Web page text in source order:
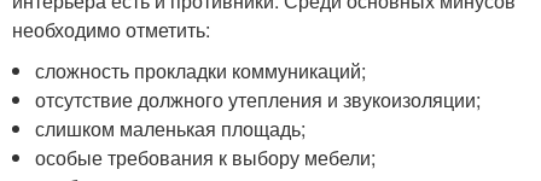
необходимо отметить:
сложность прокладки коммуникаций;
отсутствие должного утепления и звукоизоляции;
слишком маленькая площадь;
особые требования к выбору мебели;